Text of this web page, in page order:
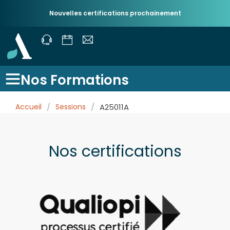
Nouvelles certifications prochainement
Nos Formations
Accueil / Sessions / A25011A
Nos certifications